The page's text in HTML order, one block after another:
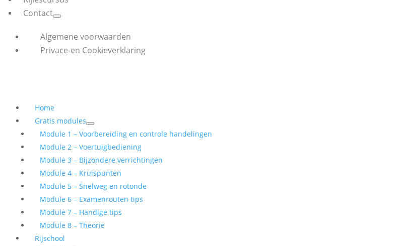
Contact
Algemene voorwaarden
Privace-en Cookieverklaring
Home
Gratis modules
Module 1 – Voorbereiding en controle handelingen
Module 2 – Voertuigbediening
Module 3 – Bijzondere verrichtingen
Module 4 – Kruispunten
Module 5 – Snelweg en rotonde
Module 6 – Examenrouten tips
Module 7 – Handige tips
Module 8 – Theorie
Rijschool